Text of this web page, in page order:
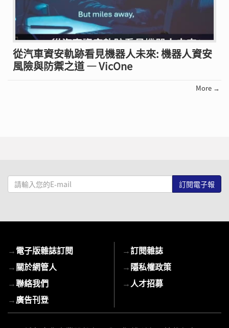
從汽車資安軌跡看見機器人未來: 機器人資安
風險與防禦之道 — VicOne
More →
請
輸
mail
→電子版雜誌訂閱
→關於網管人
→聯絡我們
→廣告刊登
→訂閱雜誌
→隱私權政策
→人才招募